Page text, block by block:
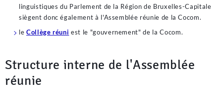
linguistiques du Parlement de la Région de Bruxelles-Capitale
siègent donc également à l'Assemblée réunie de la Cocom.
le Collège réuni est le "gouvernement" de la Cocom.
Structure interne de l'Assemblée
réunie